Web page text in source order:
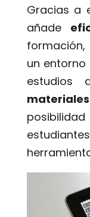
Gracias a
añade
un entorno
estudios